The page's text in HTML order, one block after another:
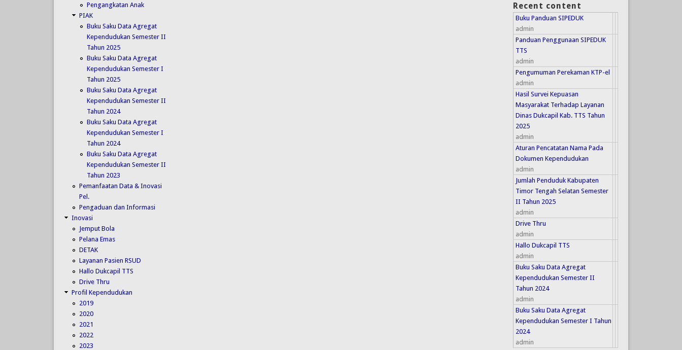
Pengangkatan Anak
PIAK
Buku Saku Data Agregat
Kependudukan Semester II
Tahun 2025
Buku Saku Data Agregat
Kependudukan Semester I
Tahun 2025
Buku Saku Data Agregat
Kependudukan Semester II
Tahun 2024
Buku Saku Data Agregat
Kependudukan Semester I
Tahun 2024
Buku Saku Data Agregat
Kependudukan Semester II
Tahun 2023
Pemanfaatan Data & Inovasi
Pel.
Pengaduan dan Informasi
Inovasi
Jemput Bola
Pelana Emas
DETAK
Layanan Pasien RSUD
Hallo Dukcapil TTS
Drive Thru
Profil Kependudukan
2019
2020
2021
2022
2023
Recent content
Buku Panduan SIPEDUK
admin
Panduan Penggunaan SIPEDUK
TTS
admin
Pengumuman Perekaman KTP-el
admin
Hasil Survei Kepuasan
Masyarakat Terhadap Layanan
Dinas Dukcapil Kab. TTS Tahun
2025
admin
Aturan Pencatatan Nama Pada
Dokumen Kependudukan
admin
Jumlah Penduduk Kabupaten
Timor Tengah Selatan Semester
II Tahun 2025
admin
Drive Thru
admin
Hallo Dukcapil TTS
admin
Buku Saku Data Agregat
Kependudukan Semester II
Tahun 2024
admin
Buku Saku Data Agregat
Kependudukan Semester I Tahun
2024
admin